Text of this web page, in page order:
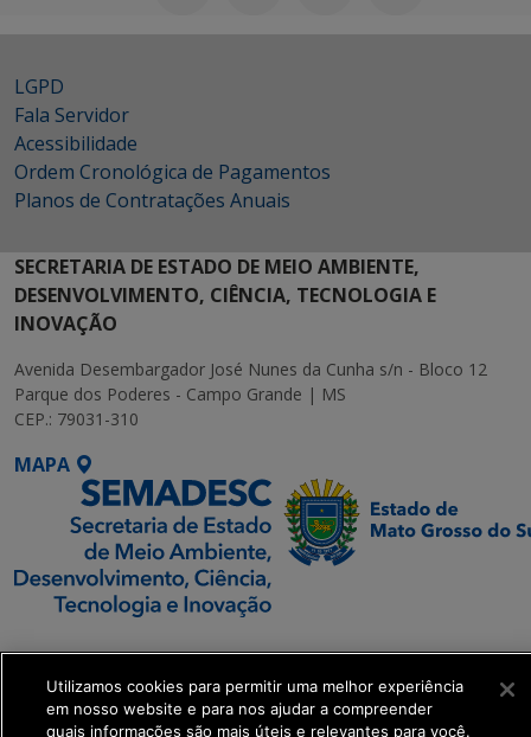
LGPD
Fala Servidor
Acessibilidade
Ordem Cronológica de Pagamentos
Planos de Contratações Anuais
SECRETARIA DE ESTADO DE MEIO AMBIENTE,
DESENVOLVIMENTO, CIÊNCIA, TECNOLOGIA E
INOVAÇÃO
Avenida Desembargador José Nunes da Cunha s/n - Bloco 12
Parque dos Poderes - Campo Grande | MS
CEP.: 79031-310
MAPA
SETDIG | Secretaria-
Executiva de
Transformação Digital
Utilizamos cookies para permitir uma melhor experiência
em nosso website e para nos ajudar a compreender
quais informações são mais úteis e relevantes para você.